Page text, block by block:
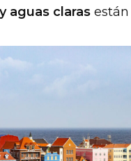
aguas clarasestán